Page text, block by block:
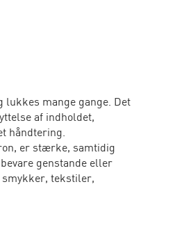
lukkes mange gange. Det
af indholdet,
håndtering.
er stærke, samtidig
genstande eller
smykker, tekstiler,